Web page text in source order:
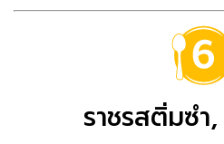
ราชรสติ่มซำ